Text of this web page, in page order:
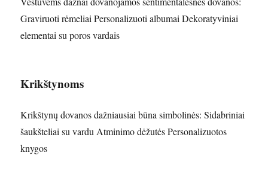
Graviruoti rėmeliai Personalizuoti albumai Dekoratyviniai
elementai su poros vardais
Krikštynoms
Krikštynų dovanos dažniausiai būna simbolinės: Sidabriniai
šaukšteliai su vardu Atminimo dėžutės Personalizuotos
knygos